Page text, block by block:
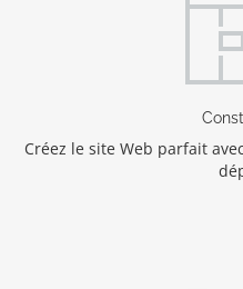
Créez le site Web parfait